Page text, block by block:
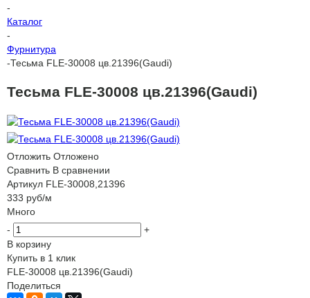
-
Каталог
-
Фурнитура
-Тесьма FLE-30008 цв.21396(Gaudi)
Тесьма FLE-30008 цв.21396(Gaudi)
Отложить Отложено
Сравнить В сравнении
Артикул FLE-30008,21396
333 руб/м
Много
-
+
В корзину
Купить в 1 клик
FLE-30008 цв.21396(Gaudi)
Поделиться